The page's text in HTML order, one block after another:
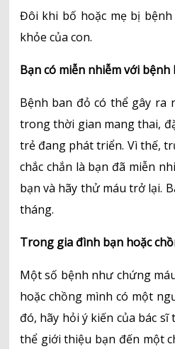
Đôi khi bố hoặc mẹ bị
khỏe của con.
Bạn có miễn nhiễm với
Bệnh ban đỏ có thể gây ra
trong thời gian mang thai,
trẻ đang phát triển. Vì thế,
chắc chắn là bạn đã miễn
bạn và hãy thử máu trở lại.
tháng.
Trong gia đình bạn hoặc
Một số bệnh như chứng
hoặc chồng mình có một
đó, hãy hỏi ý kiến của bác
thể giới thiệu bạn đến một